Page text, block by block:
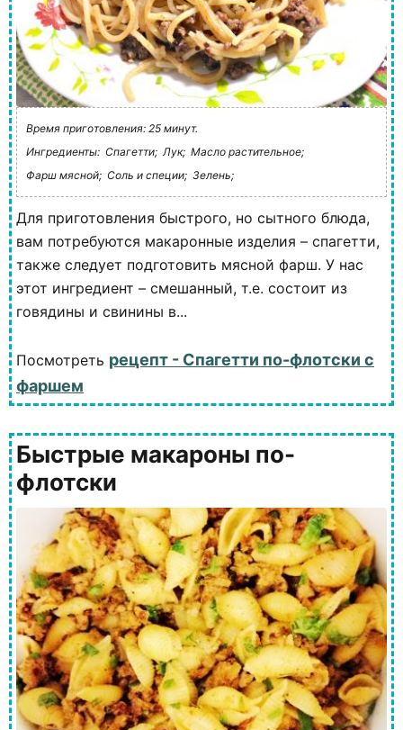
Время приготовления: 25 минут.
Ингредиенты: Спагетти; Лук; Масло растительное;
Фарш мясной; Соль и специи; Зелень;
Для приготовления быстрого, но сытного блюда,
вам потребуются макаронные изделия – спагетти,
также следует подготовить мясной фарш. У нас
этот ингредиент – смешанный, т.е. состоит из
говядины и свинины в...
Посмотреть рецепт - Спагетти по-флотски с
фаршем
Быстрые макароны по-
флотски